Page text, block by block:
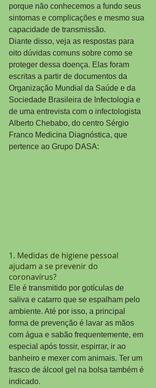
porque não conhecemos a fundo seus
sintomas e complicações e mesmo sua
capacidade de transmissão.
Diante disso, veja as respostas para
oito dúvidas comuns sobre como se
proteger dessa doença. Elas foram
escritas a partir de documentos da
Organização Mundial da Saúde e da
Sociedade Brasileira de Infectologia e
de uma entrevista com o infectologista
Alberto Chebabo, do centro Sérgio
Franco Medicina Diagnóstica, que
pertence ao Grupo DASA:
1. Medidas de higiene pessoal
ajudam a se prevenir do
coronavírus?
Ele é transmitido por gotículas de
saliva e catarro que se espalham pelo
ambiente. Até por isso, a principal
forma de prevenção é lavar as mãos
com água e sabão frequentemente, em
especial após tossir, espirrar, ir ao
banheiro e mexer com animais. Ter um
frasco de álcool gel na bolsa também é
indicado.